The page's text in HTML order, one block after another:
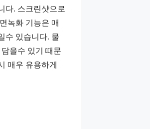
다. 스크린샷으로
녹화 기능은 매
수 있습니다. 물
을수 있기 때문
매우 유용하게